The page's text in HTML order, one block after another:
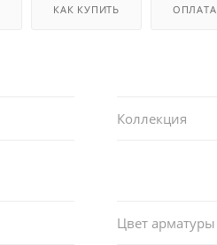
КАК КУПИТЬ ОПЛАТА
Коллекция
Цвет арматуры